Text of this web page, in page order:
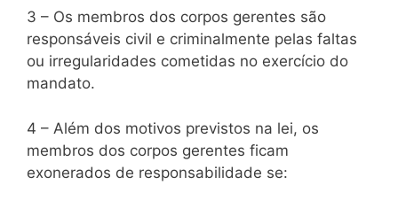
3 – Os membros dos corpos gerentes são
responsáveis civil e criminalmente pelas faltas
ou irregularidades cometidas no exercício do
mandato.
4 – Além dos motivos previstos na lei, os
membros dos corpos gerentes ficam
exonerados de responsabilidade se: